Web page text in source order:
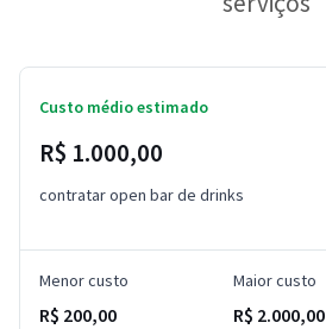
Custo médio estimado
R$ 1.000,00
contratar open bar de drinks
Menor custo
R$ 200,00
Maior custo
R$ 2.000,00